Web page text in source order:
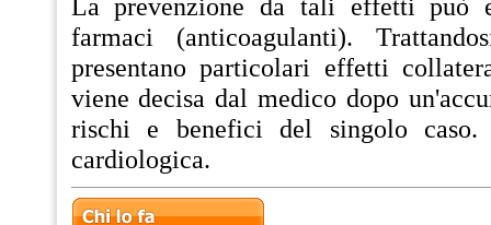
La prevenzione da tali effetti può
farmaci (anticoagulanti).
presentano particolari effetti
viene decisa dal medico dopo
rischi e benefici del singolo
cardiologica.